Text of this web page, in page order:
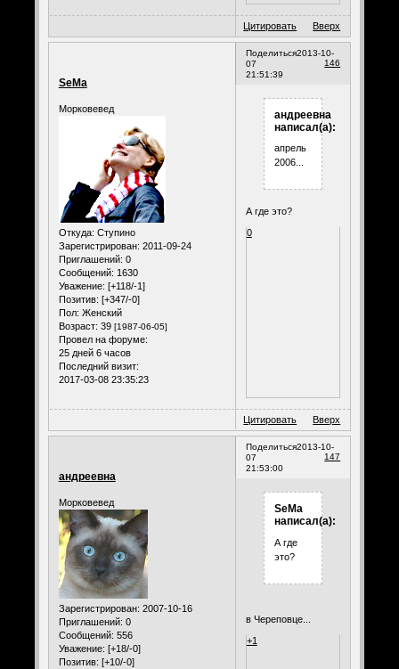
Цитировать Вверх
Поделиться
146
2013-10-
07
21:51:39
SeMa
Морковевед
Откуда: Ступино
Зарегистрирован: 2011-09-24
Приглашений: 0
Сообщений: 1630
Уважение: [+118/-1]
Позитив: [+347/-0]
Пол: Женский
Возраст: 39 [1987-06-05]
Провел на форуме:
25 дней 6 часов
Последний визит:
2017-03-08 23:35:23
андреевна
написал(а):
апрель
2006...
А где это?
0
Цитировать Вверх
Поделиться
147
2013-10-
07
21:53:00
андреевна
Морковевед
Зарегистрирован: 2007-10-16
Приглашений: 0
Сообщений: 556
Уважение: [+18/-0]
Позитив: [+10/-0]
SeMa
написал(а):
А где
это?
в Череповце...
+1